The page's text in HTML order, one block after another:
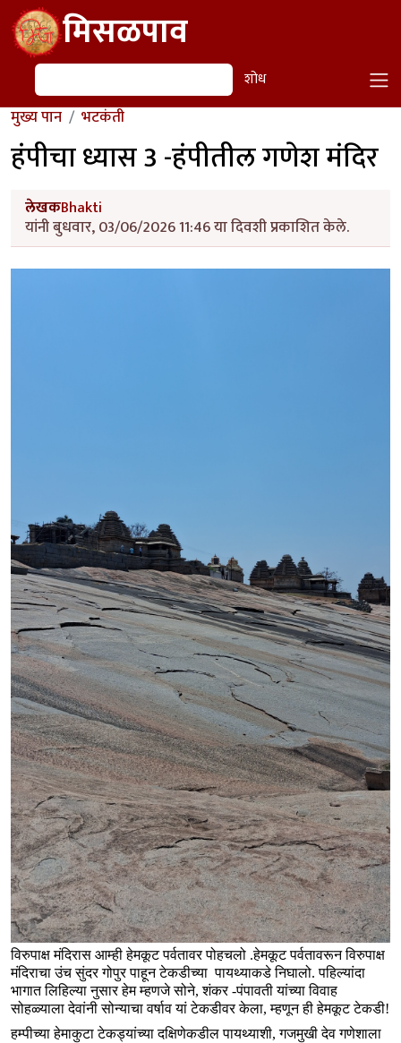
Skip to main contentमिसळपाव
शोध शोध
मुख्य पान भटकंती
हंपीचा ध्यास 3 -हंपीतील गणेश मंदिर
लेखकBhakti
यांनी बुधवार, 03/06/2026 11:46 या दिवशी प्रकाशित केले.
विरुपाक्ष मंदिरास आम्ही हेमकूट पर्वतावर पोहचलो .हेमकूट पर्वतावरून विरुपाक्ष
मंदिराचा उंच सुंदर गोपुर पाहून टेकडीच्या पायथ्याकडे निघालो. पहिल्यांदा
भागात लिहिल्या नुसार हेम म्हणजे सोने, शंकर -पंपावती यांच्या विवाह
सोहळ्याला देवांनी सोन्याचा वर्षाव यां टेकडीवर केला, म्हणून ही हेमकूट टेकडी!
हम्पीच्या हेमाकुटा टेकड्यांच्या दक्षिणेकडील पायथ्याशी, गजमुखी देव गणेशाला